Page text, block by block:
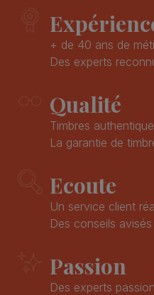
+ de 40 ans de
Des experts
Qualité
Timbres
La garantie de
Ecoute
Un service client
Des conseils avisés
Passion
Des experts